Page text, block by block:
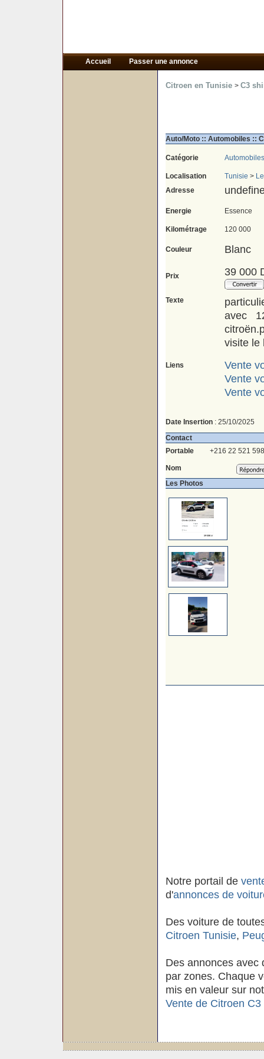
Accueil Passer une annonce
Citroen en Tunisie > C3
Auto/Moto :: Automobiles ::
Catégorie Automobiles
Localisation Tunisie >
Adresse
Energie Essence
Kilométrage 120 000
Couleur Blanc
Prix 39 000
Texte
avec
visite le
Liens
Vente
Vente
Vente
Date Insertion: 25/10/2025
Contact
Portable
+216 22 521 598
Nom
Les Photos
Notre portail de
d'annonces de
Des voiture de
Citroen Tunisie,
Des annonces avec
par zones. Chaque
mis en valeur sur
Vente de Citroen C3